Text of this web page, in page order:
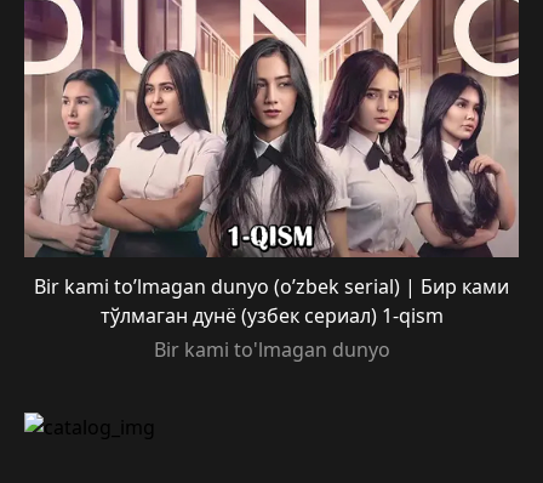
Bir kami to’lmagan dunyo (o’zbek serial) | Бир ками
тўлмаган дунё (узбек сериал) 1-qism
Bir kami to'lmagan dunyo